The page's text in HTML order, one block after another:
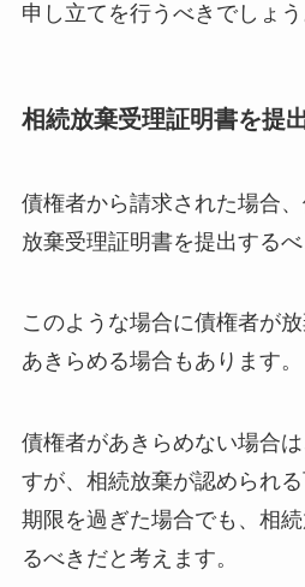
申し立てを行うべきでしょう
相続放棄受理証明書を提
債権者から請求された場合
放棄受理証明書を提出するべ
このような場合に債権者が
あきらめる場合もあります。
債権者があきらめない場合
すが、相続放棄が認められる
期限を過ぎた場合でも、相
るべきだと考えます。